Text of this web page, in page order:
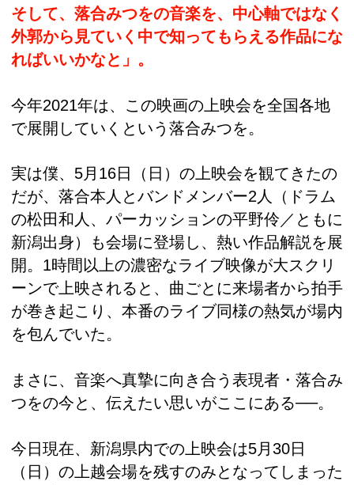
そして、落合みつをの音楽を、中心軸ではなく
外郭から見ていく中で知ってもらえる作品にな
ればいいかなと」。
今年2021年は、この映画の上映会を全国各地
で展開していくという落合みつを。
実は僕、5月16日（日）の上映会を観てきたの
だが、落合本人とバンドメンバー2人（ドラム
の松田和人、パーカッションの平野伶／ともに
新潟出身）も会場に登場し、熱い作品解説を展
開。1時間以上の濃密なライブ映像が大スクリ
ーンで上映されると、曲ごとに来場者から拍手
が巻き起こり、本番のライブ同様の熱気が場内
を包んでいた。
まさに、音楽へ真摯に向き合う表現者・落合み
つをの今と、伝えたい思いがここにある──。
今日現在、新潟県内での上映会は5月30日
（日）の上越会場を残すのみとなってしまった